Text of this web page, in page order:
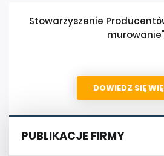
Stowarzyszenie
murowanie"
DOWIEDZ SIĘ
PUBLIKACJE FIRMY